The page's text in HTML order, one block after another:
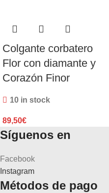
Colgante corbatero
Flor con diamante y
Corazón Finor
10 in stock
89,50€
Síguenos en
Facebook
Instagram
Métodos de pago